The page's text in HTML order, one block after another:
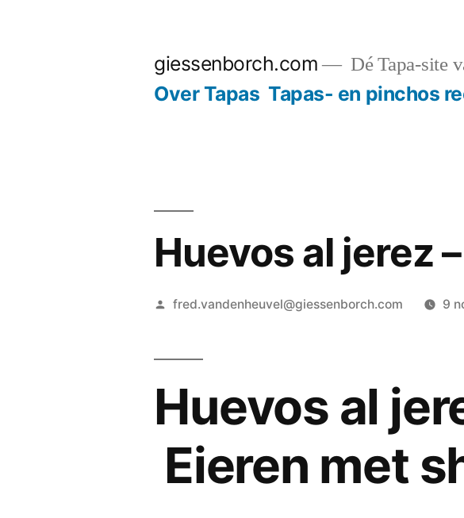
giessenborch.com Dé Tapa-site
Over Tapas Tapas- en pinchos
Huevos al jerez
Geplaatst
fred.vandenheuvel@giessenborch.com 9
Huevos al
Eieren met